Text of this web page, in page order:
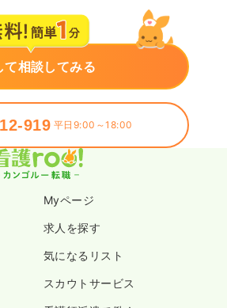
て相談してみる
919 平日9:00～18:00
Myページ
求人を探す
気になるリスト
スカウトサービス